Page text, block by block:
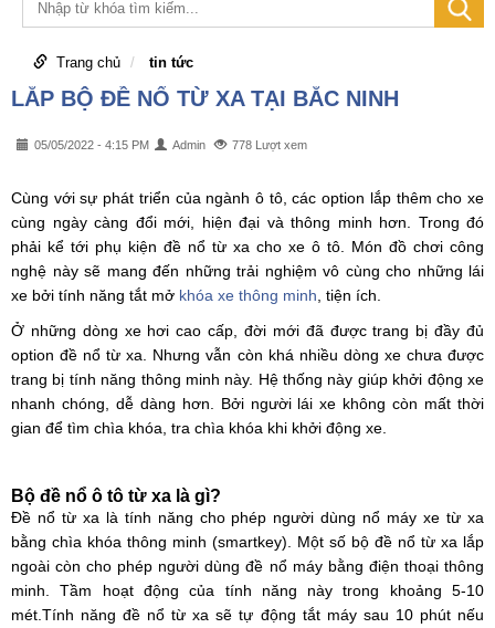
Trang chủ tin tức
LẮP BỘ ĐỀ NỔ TỪ XA TẠI BẮC NINH
05/05/2022 - 4:15 PM Admin 778 Lượt xem
Cùng với sự phát triển của ngành ô tô, các option lắp thêm cho xe
cùng ngày càng đổi mới, hiện đại và thông minh hơn. Trong đó
phải kể tới phụ kiện đề nổ từ xa cho xe ô tô. Món đồ chơi công
nghệ này sẽ mang đến những trải nghiệm vô cùng cho những lái
xe bởi tính năng tắt mở khóa xe thông minh , tiện ích.
Ở những dòng xe hơi cao cấp, đời mới đã được trang bị đầy đủ
option đề nổ từ xa. Nhưng vẫn còn khá nhiều dòng xe chưa được
trang bị tính năng thông minh này. Hệ thống này giúp khởi động xe
nhanh chóng, dễ dàng hơn. Bởi người lái xe không còn mất thời
gian để tìm chìa khóa, tra chìa khóa khi khởi động xe.
Bộ đề nổ ô tô từ xa là gì?​
Đề nổ từ xa là tính năng cho phép người dùng nổ máy xe từ xa
bằng chìa khóa thông minh (smartkey). Một số bộ đề nổ từ xa lắp
ngoài còn cho phép người dùng đề nổ máy bằng điện thoại thông
minh. Tầm hoạt động của tính năng này trong khoảng 5-10
mét. Tính năng đề nổ từ xa sẽ tự động tắt máy sau 10 phút nếu